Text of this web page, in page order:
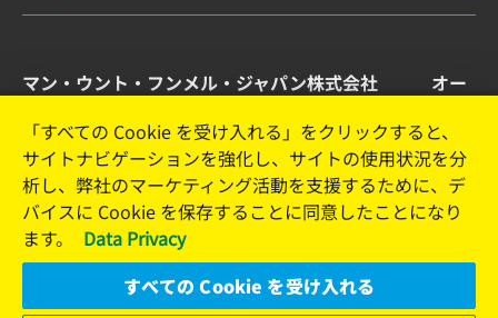
リーガルノーティス
Instagram
YouTube
マン・ウント・フンメル・ジャパン株式会社 オー
横浜市港北区新横浜2-15-10 YS新横浜ビル2F
Tel. +81 (45) 470 4611
Email: info.jp@mann-hummel.com
The Company
Jobs & Career
「すべての Cookie を受け入れる」をクリックすると、
サイトナビゲーションを強化し、サイトの使用状況を分
析し、弊社のマーケティング活動を支援するために、デ
バイスに Cookie を保存することに同意したことになり
ます。
Data Privacy
すべての Cookie を受け入れる